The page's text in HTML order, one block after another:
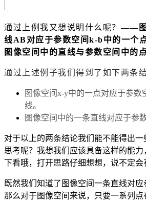
通过上例我又想说明什么呢？——图
线AB对应于参数空间k-b中的一个
图像空间中的直线与参数空间中的
通过上述例子我们得到了如下两条结
图像空间x-y中的一点对应于参数
线。
图像空间中的一条直线对应于参
对于以上的两条结论我们能不能得出
思考呢？我想我们应该具备这样的能
下看哦，打开思路仔细想想，说不定会
既然我们知道了图像空间一条直线对应
那么对于图像空间来说，只要一系列